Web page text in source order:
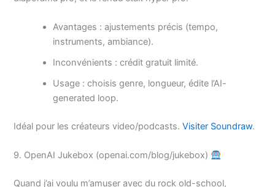
Avantages : ajustements précis (tempo,
instruments, ambiance).
Inconvénients : crédit gratuit limité.
Usage : choisis genre, longueur, édite l’AI-
generated loop.
Idéal pour les créateurs video/podcasts.Visiter Soundraw.
9. OpenAI Jukebox (openai.com/blog/jukebox)
Quand j’ai voulu m’amuser avec du rock old-school,